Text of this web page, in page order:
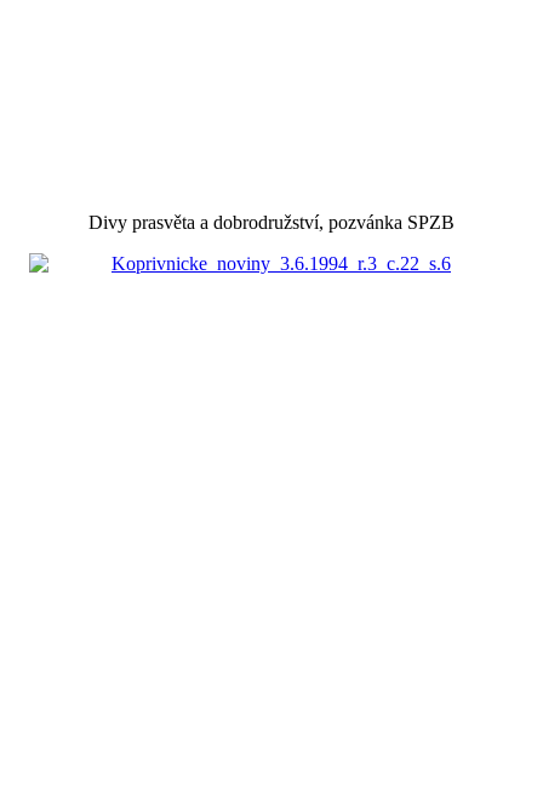
Divy prasvěta a dobrodružství, pozvánka SPZB